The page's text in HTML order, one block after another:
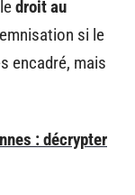
droit au
si le
encadré, mais
: décrypter